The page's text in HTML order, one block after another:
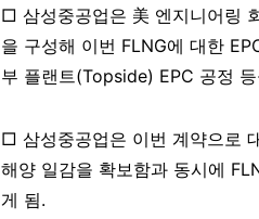
□ 삼성중공업은 美 엔지니어링
을 구성해 이번 FLNG에 대한
부 플랜트(Topside) EPC 공정
□ 삼성중공업은 이번 계약으로
해양 일감을 확보함과 동시에
게 됨.